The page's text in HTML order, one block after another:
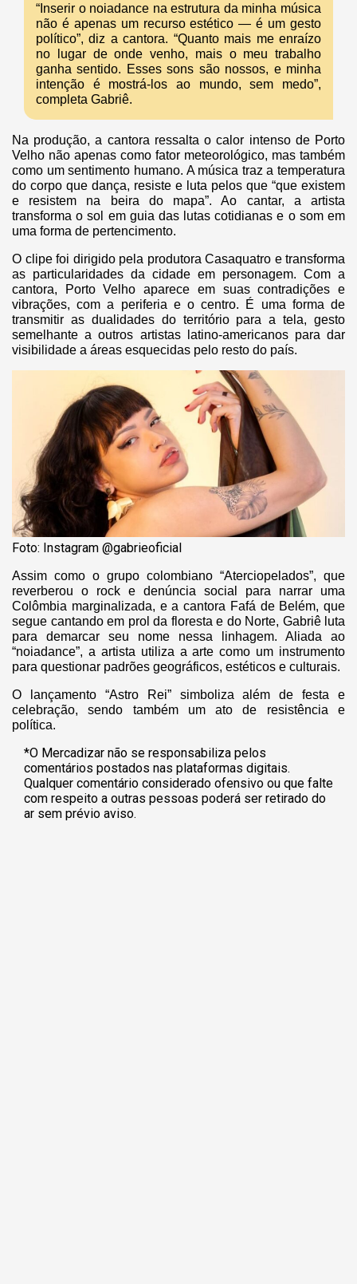
“Inserir o noiadance na estrutura da minha música
não é apenas um recurso estético — é um gesto
político”, diz a cantora. “Quanto mais me enraízo
no lugar de onde venho, mais o meu trabalho
ganha sentido. Esses sons são nossos, e minha
intenção é mostrá-los ao mundo, sem medo”,
completa Gabriê.
Na produção, a cantora ressalta o calor intenso de Porto
Velho não apenas como fator meteorológico, mas também
como um sentimento humano. A música traz a temperatura
do corpo que dança, resiste e luta pelos que “que existem
e resistem na beira do mapa”. Ao cantar, a artista
transforma o sol em guia das lutas cotidianas e o som em
uma forma de pertencimento.
O clipe foi dirigido pela produtora Casaquatro e transforma
as particularidades da cidade em personagem. Com a
cantora, Porto Velho aparece em suas contradições e
vibrações, com a periferia e o centro. É uma forma de
transmitir as dualidades do território para a tela, gesto
semelhante a outros artistas latino-americanos para dar
visibilidade a áreas esquecidas pelo resto do país.
Foto: Instagram @gabrieoficial
Assim como o grupo colombiano “Aterciopelados”, que
reverberou o rock e denúncia social para narrar uma
Colômbia marginalizada, e a cantora Fafá de Belém, que
segue cantando em prol da floresta e do Norte, Gabriê luta
para demarcar seu nome nessa linhagem. Aliada ao
“noiadance”, a artista utiliza a arte como um instrumento
para questionar padrões geográficos, estéticos e culturais.
O lançamento “Astro Rei” simboliza além de festa e
celebração, sendo também um ato de resistência e
política.
*O Mercadizar não se responsabiliza pelos
comentários postados nas plataformas digitais.
Qualquer comentário considerado ofensivo ou que falte
com respeito a outras pessoas poderá ser retirado do
ar sem prévio aviso.